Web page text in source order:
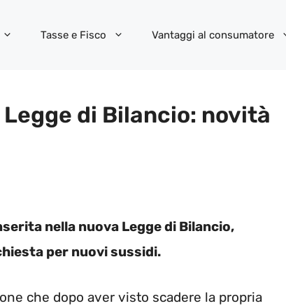
Tasse e Fisco Vantaggi al consumatore
di Bilancio: novità
nella nuova Legge di Bilancio,
per nuovi sussidi.
che dopo aver visto scadere la propria